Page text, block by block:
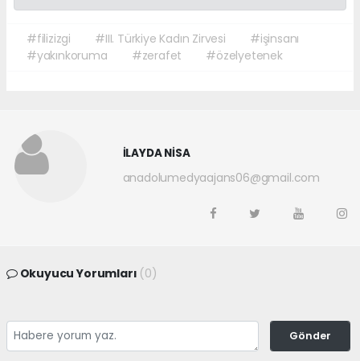
#filizizgi #III. Türkiye Kadın Zirvesi
#işinsanı
#yakınkoruma
#zerafet #özelyetenek
İLAYDA NİSA
anadolumedyaajans06@gmail.com
Okuyucu Yorumları (0)
Gönder